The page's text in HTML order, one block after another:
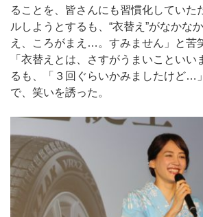
ることを、皆さんにも習慣化していた
ルしようとするも、“衣替え”がなかな
え、ころがまえ…。すみません」と苦
「衣替えとは、さすがうまいこといい
るも、「３回ぐらいかみましたけど…
で、笑いを誘った。